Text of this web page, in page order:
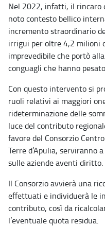
Nel 2022, infatti, il rincaro
noto contesto bellico
incremento straordinario
irrigui per oltre 4,2 milioni
imprevedibile che portò
conguagli che hanno
Con questo intervento si
ruoli relativi ai maggiori
rideterminazione delle
luce del contributo
favore del Consorzio
Terre d’Apulia, serviranno
sulle aziende aventi diritto.
Il Consorzio avvierà una
effettuati e individuerà le
contributo, così da
l’eventuale quota residua.